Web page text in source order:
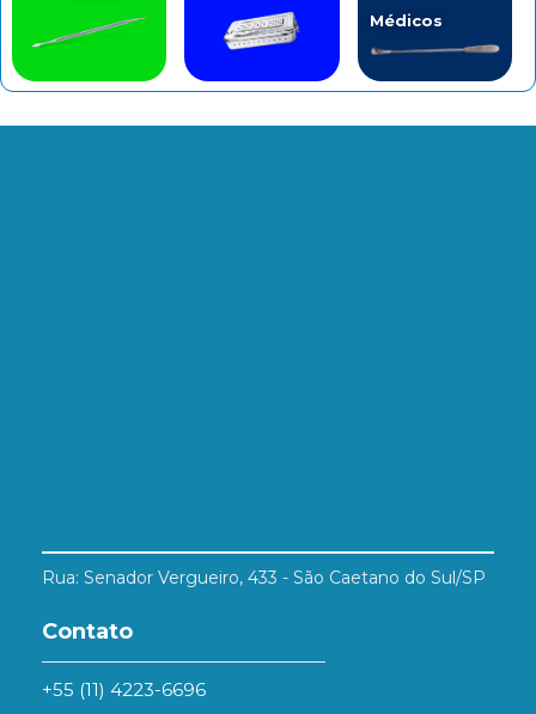
Médicos
Rua: Senador Vergueiro, 433 - São Caetano do Sul/SP
Contato
+55 (11) 4223-6696